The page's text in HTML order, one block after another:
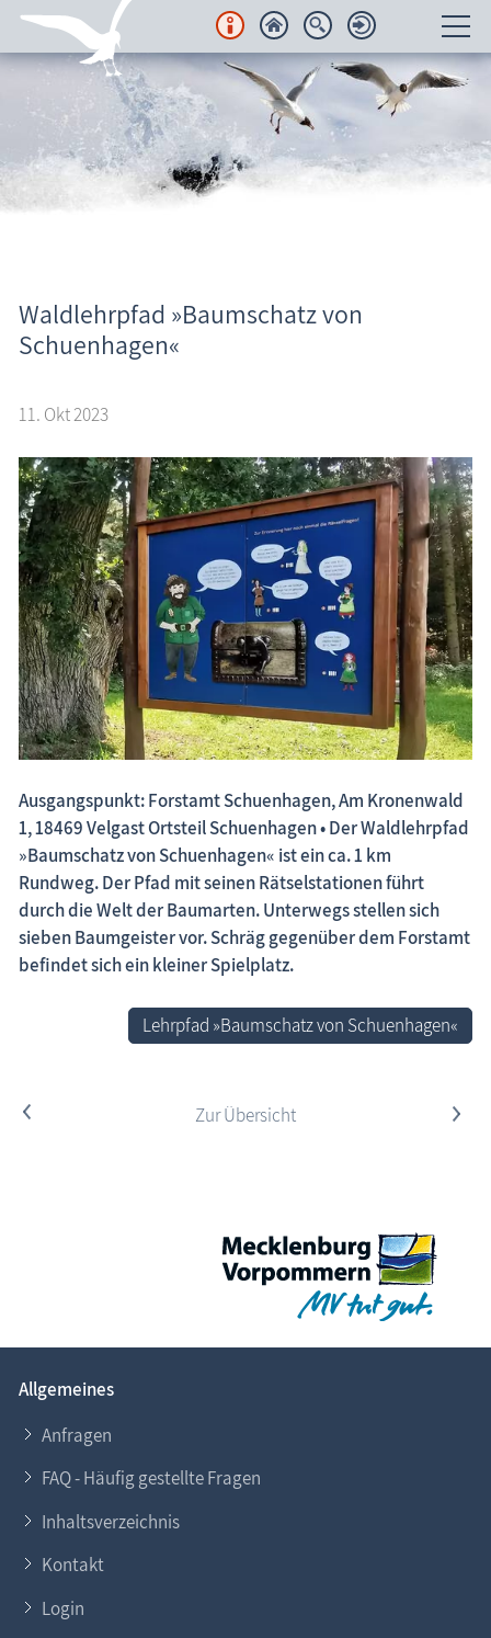
Unterkünfte
Regionales
Urlaubsorte
Freizeit
Wissenswertes
Veranstaltungen
Blog
Fischland-Darß-Zingst.net: neu eingestellte Unterkünfte, neue Beiträge,
neue Bilderserien von traditionellen Festen
Waldlehrpfad »Baumschatz von
Schuenhagen«
11. Okt 2023
Ausgangspunkt: Forstamt Schuenhagen, Am Kronenwald
1, 18469 Velgast Ortsteil Schuenhagen • Der Waldlehrpfad
»Baumschatz von Schuenhagen« ist ein ca. 1 km
Rundweg. Der Pfad mit seinen Rätselstationen führt
durch die Welt der Baumarten. Unterwegs stellen sich
sieben Baumgeister vor. Schräg gegenüber dem Forstamt
befindet sich ein kleiner Spielplatz.
Lehrpfad »Baumschatz von Schuenhagen«
< Zur Übersicht >
Allgemeines
Anfragen
FAQ - Häufig gestellte Fragen
Inhaltsverzeichnis
Kontakt
Login